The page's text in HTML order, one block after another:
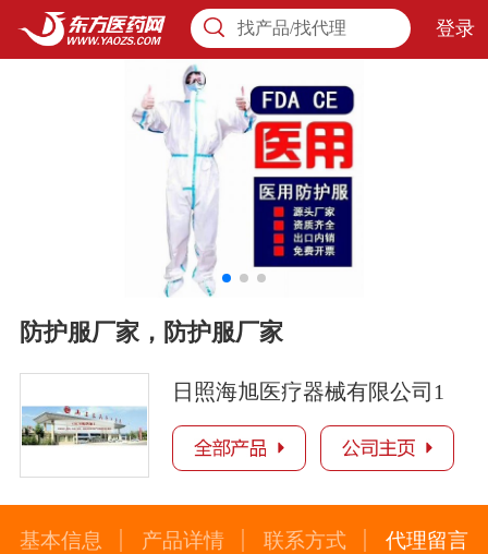
找产品/找代理 登录
防护服厂家，防护服厂家
日照海旭医疗器械有限公司1
基本信息 产品详情 联系方式 代理留言